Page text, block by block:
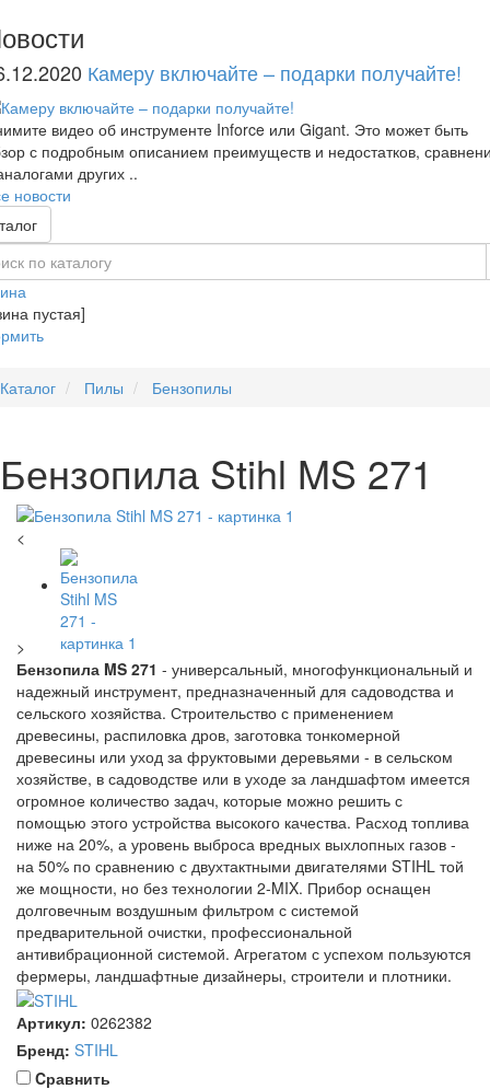
Камеру включайте – подарки получайте!
видео об инструменте Inforce или Gigant. Это может быть
с подробным описанием преимуществ и недостатков,
других ..
новости
пустая]
Каталог Пилы Бензопилы
Бензопила Stihl MS 271
<
>
Бензопила MS 271 - универсальный, многофункциональный и
надежный инструмент, предназначенный для садоводства и
сельского хозяйства. Строительство с применением
древесины, распиловка дров, заготовка тонкомерной
древесины или уход за фруктовыми деревьями - в сельском
хозяйстве, в садоводстве или в уходе за ландшафтом имеется
огромное количество задач, которые можно решить с
помощью этого устройства высокого качества. Расход топлива
ниже на 20%, а уровень выброса вредных выхлопных газов -
на 50% по сравнению с двухтактными двигателями STIHL той
же мощности, но без технологии 2-MIX. Прибор оснащен
долговечным воздушным фильтром с системой
предварительной очистки, профессиональной
антивибрационной системой. Агрегатом с успехом пользуются
фермеры, ландшафтные дизайнеры, строители и плотники.
Артикул: 0262382
Бренд: STIHL
Cравнить